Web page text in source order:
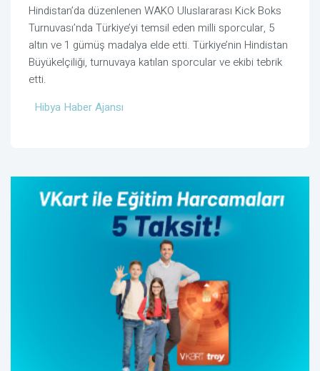
Hindistan’da düzenlenen WAKO Uluslararası Kick Boks
Turnuvası’nda Türkiye’yi temsil eden milli sporcular, 5
altın ve 1 gümüş madalya elde etti. Türkiye’nin Hindistan
Büyükelçiliği, turnuvaya katılan sporcular ve ekibi tebrik
etti.
Hibya Haber Ajansı